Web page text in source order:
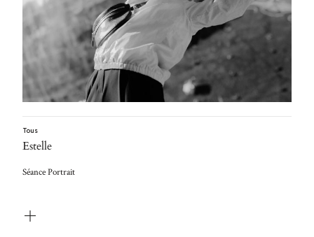
Tous
Estelle
Séance Portrait